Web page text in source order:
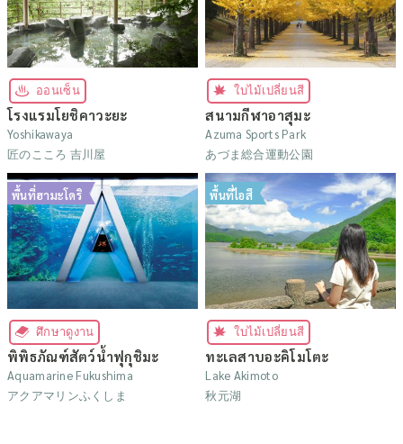
ออนเซ็น
โรงแรมโยชิคาวะยะ
Yoshikawaya
匠のこころ 吉川屋
ใบไม้เปลี่ยนสี
สนามกีฬาอาสุมะ
Azuma Sports Park
あづま総合運動公園
พื้นที่ฮามะโดริ
ศึกษาดูงาน
พิพิธภัณฑ์สัตว์น้ำฟุกุชิมะ
Aquamarine Fukushima
アクアマリンふくしま
พื้นที่ไอสึ
ใบไม้เปลี่ยนสี
ทะเลสาบอะคิโมโตะ
Lake Akimoto
秋元湖